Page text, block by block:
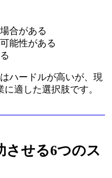
合がある
能性がある
ハードルが高いが、現
適した選択肢です。
させる6つのス